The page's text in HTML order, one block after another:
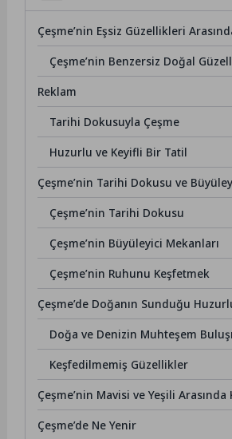
Çeşme’nin Eşsiz Güzellikleri
Çeşme’nin Benzersiz Doğal
Reklam
Tarihi Dokusuyla Çeşme
Huzurlu ve Keyifli Bir Tatil
Çeşme’nin Tarihi Dokusu ve
Çeşme’nin Tarihi Dokusu
Çeşme’nin Büyüleyici Mekanları
Çeşme’nin Ruhunu Keşfetmek
Çeşme’de Doğanın Sunduğu
Doğa ve Denizin Muhteşem
Keşfedilmemiş Güzellikler
Çeşme’nin Mavisi ve Yeşili
Çeşme’de Ne Yenir